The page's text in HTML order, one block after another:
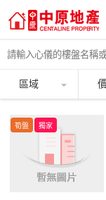
區域
筍盤 獨家